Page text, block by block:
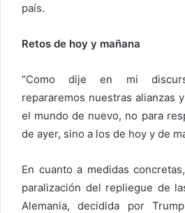
país.
Retos de hoy y mañana
“Como dije en mi
repararemos nuestras alianzas
el mundo de nuevo, no para
de ayer, sino a los de hoy y de
En cuanto a medidas
paralización del repliegue de
Alemania, decidida por